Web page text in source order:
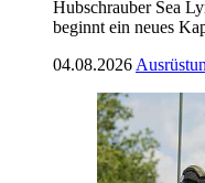
Hubschrauber Sea
beginnt ein neues
04.08.2026